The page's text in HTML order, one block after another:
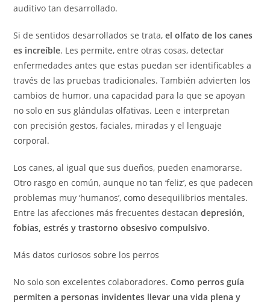
auditivo tan desarrollado.
Si de sentidos desarrollados se trata,el olfato de los canes
es increíble. Les permite, entre otras cosas, detectar
enfermedades antes que estas puedan ser identificables a
través de las pruebas tradicionales. También advierten los
cambios de humor, una capacidad para la que se apoyan
no solo en sus glándulas olfativas. Leen e interpretan
con precisión gestos, faciales, miradas y el lenguaje
corporal.
Los canes, al igual que sus dueños, pueden enamorarse.
Otro rasgo en común, aunque no tan ‘feliz’, es que padecen
problemas muy ‘humanos’, como desequilibrios mentales.
Entre las afecciones más frecuentes destacandepresión,
fobias, estrés y trastorno obsesivo compulsivo.
Más datos curiosos sobre los perros
No solo son excelentes colaboradores.Como perros guía
permiten a personas invidentes llevar una vida plena y